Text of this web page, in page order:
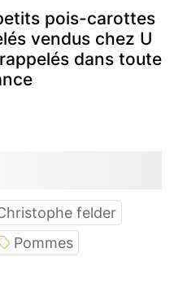
pois-carottes
vendus chez U
dans toute
felder
Pommes